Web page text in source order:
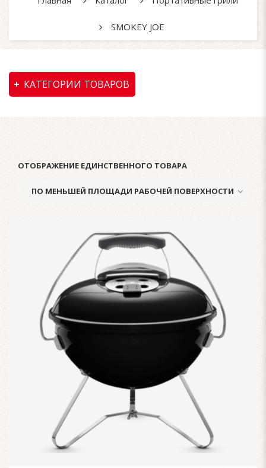
SMOKEY JOE
КАТЕГОРИИ ТОВАРОВ
ОТОБРАЖЕНИЕ ЕДИНСТВЕННОГО ТОВАРА